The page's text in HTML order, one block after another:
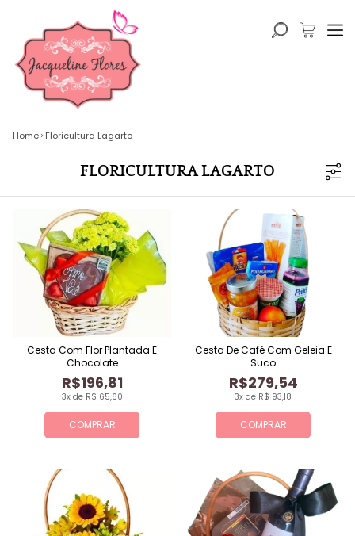
Home Floricultura Lagarto
FLORICULTURA LAGARTO
COMPRAR
3x de R$ 65,60
R$196,81
Cesta Com Flor Plantada E
Chocolate
COMPRAR
3x de R$ 93,18
R$279,54
Cesta De Café Com Geleia E
Suco